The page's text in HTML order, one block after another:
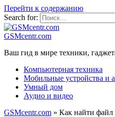
Перейти к содержанию
Search for:
GSMcentr.com
Ваш гид в мире техники,
Компьютерная техника
Мобильные устройства и
Умный дом
Аудио и видео
GSMcentr.com » Как найти